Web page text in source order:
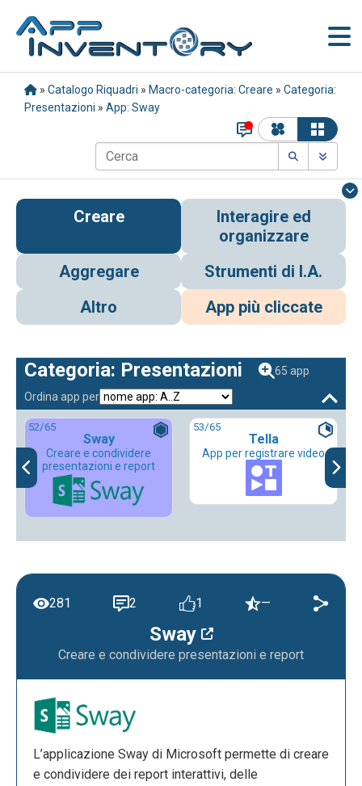
» Catalogo Riquadri » Macro-categoria: Creare » Categoria:
Presentazioni » App: Sway
Creare
Interagire ed
organizzare
Aggregare
Strumenti di I.A.
Altro
App più cliccate
Categoria: Presentazioni
65 app
Ordina app per
52/65
Sway
Creare e condividere
presentazioni e report
53/65
Tella
App per registrare video
Sway
Creare e condividere presentazioni e report
281 2 1 —
L’applicazione Sway di Microsoft permette di creare
e condividere dei report interattivi, delle